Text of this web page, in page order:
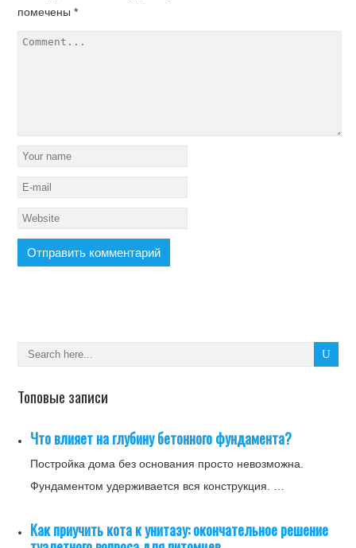
помечены*
Топовые записи
Что влияет на глубину бетонного фундамента?
Постройка дома без основания просто невозможна.
Фундаментом удерживается вся конструкция. …
Как приучить кота к унитазу: окончательное решение